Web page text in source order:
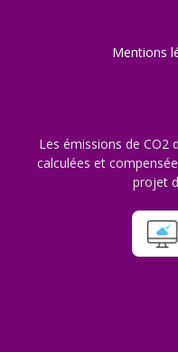
Mentions
Les émissions de CO2
calculées et
projet